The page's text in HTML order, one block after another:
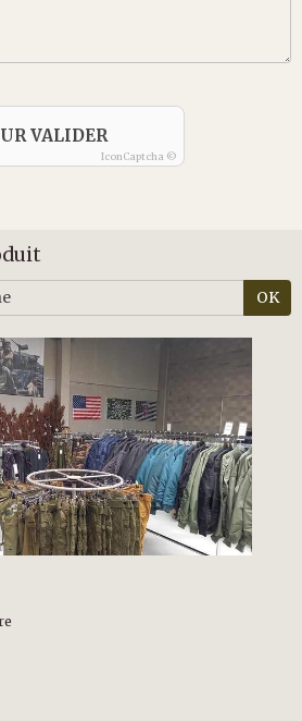
VALIDER
IconCaptcha ©
OK